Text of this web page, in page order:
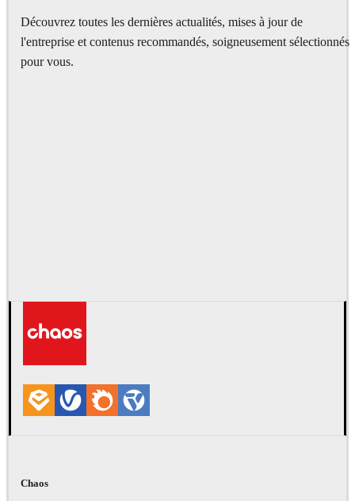
Découvrez toutes les dernières actualités, mises à jour de
l'entreprise et contenus recommandés, soigneusement sélectionnés
pour vous.
Chaos